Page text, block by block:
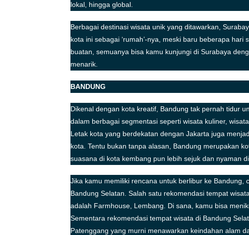
lokal, hingga global.
Berbagai destinasi wisata unik yang ditawarkan,
kota ini sebagai ‘rumah’-nya, meski baru beberapa
buatan, semuanya bisa kamu kunjungi di Surabaya
menarik.
BANDUNG
Dikenal dengan kota kreatif, Bandung tak pernah tidur
dalam berbagai segmentasi seperti wisata kuliner,
Letak kota yang berdekatan dengan Jakarta juga
kota. Tentu bukan tanpa alasan, Bandung merupakan
suasana di kota kembang pun lebih sejuk dan nyaman
Jika kamu memiliki rencana untuk berlibur ke
Bandung Selatan. Salah satu rekomendasi tempat
adalah Farmhouse, Lembang. Di sana, kamu bisa
Sementara rekomendasi tempat wisata di Bandung
Patenggang yang murni menawarkan keindahan alam